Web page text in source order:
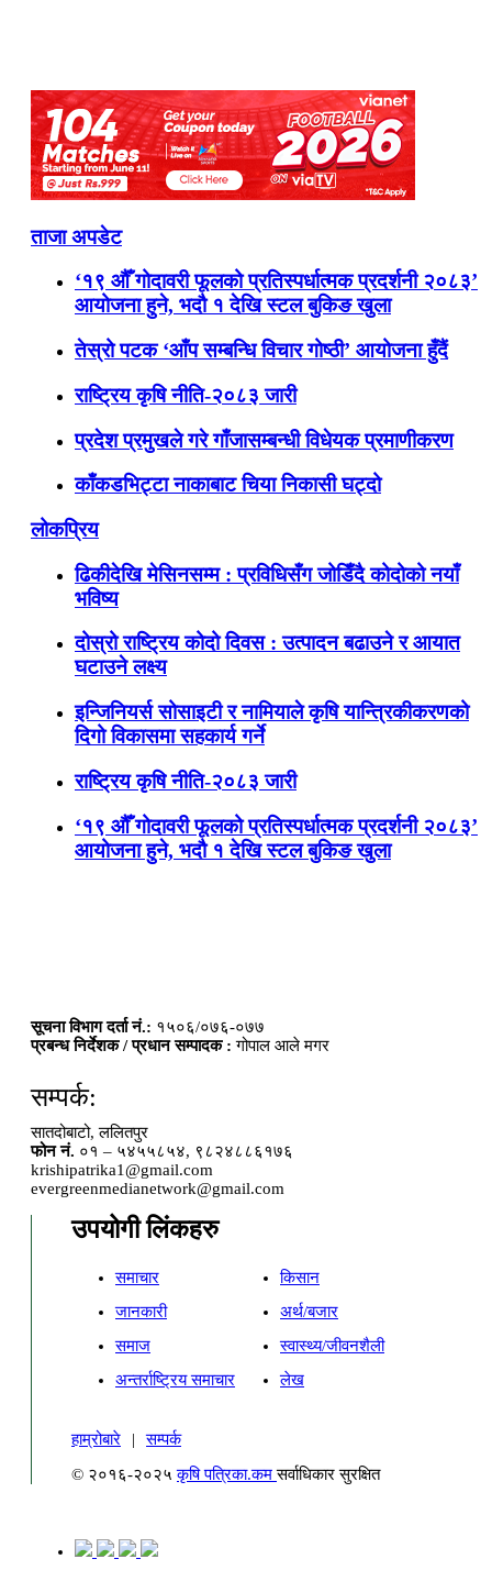
ताजा अपडेट
‘१९ औँ गोदावरी फूलको प्रतिस्पर्धात्मक प्रदर्शनी २०८३’
आयोजना हुने, भदौ १ देखि स्टल बुकिङ खुला
तेस्रो पटक ‘आँप सम्बन्धि विचार गोष्ठी’ आयोजना हुँदैं
राष्ट्रिय कृषि नीति-२०८३ जारी
प्रदेश प्रमुखले गरे गाँजासम्बन्धी विधेयक प्रमाणीकरण
काँकडभिट्टा नाकाबाट चिया निकासी घट्दो
लोकप्रिय
ढिकीदेखि मेसिनसम्म : प्रविधिसँग जोडिँदै कोदोको नयाँ
भविष्य
दोस्रो राष्ट्रिय कोदो दिवस : उत्पादन बढाउने र आयात
घटाउने लक्ष्य
इन्जिनियर्स सोसाइटी र नामियाले कृषि यान्त्रिकीकरणको
दिगो विकासमा सहकार्य गर्ने
राष्ट्रिय कृषि नीति-२०८३ जारी
‘१९ औँ गोदावरी फूलको प्रतिस्पर्धात्मक प्रदर्शनी २०८३’
आयोजना हुने, भदौ १ देखि स्टल बुकिङ खुला
सूचना विभाग दर्ता नं.: १५०६/०७६-०७७
प्रबन्ध निर्देशक / प्रधान सम्पादक : गोपाल आले मगर
सम्पर्क:
सातदोबाटो, ललितपुर
फोन नं. ०१ – ५४५५८५४, ९८२४८८६१७६
krishipatrika1@gmail.com
evergreenmedianetwork@gmail.com
उपयोगी लिंकहरु
समाचार
किसान
जानकारी
अर्थ/बजार
समाज
स्वास्थ्य/जीवनशैली
अन्तर्राष्ट्रिय समाचार
लेख
हाम्रोबारे |
सम्पर्क
© २०१६-२०२५कृषि पत्रिका.कमसर्वाधिकार सुरक्षित